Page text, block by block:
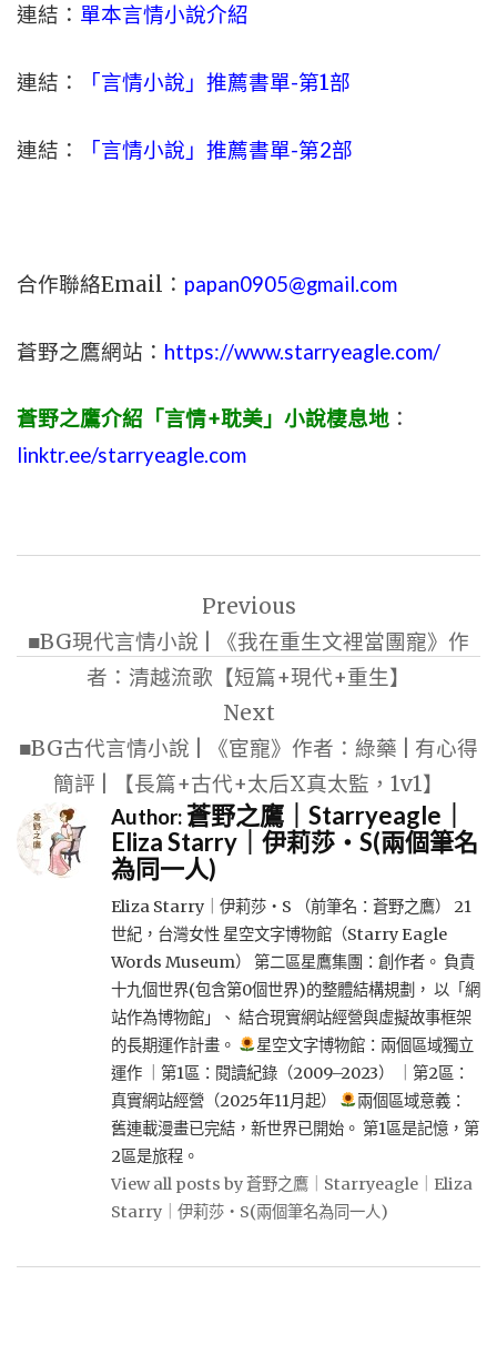
連結： 單本言情小說介紹
連結： 「言情小說」推薦書單-第1部
連結： 「言情小說」推薦書單-第2部
合作聯絡Email： papan0905@gmail.com
蒼野之鷹網站： https://www.starryeagle.com/
蒼野之鷹介紹「言情+耽美」小說棲息地 ：
linktr.ee/starryeagle.com
導
Previous
■BG現代言情小說 | 《我在重生文裡當團寵》作
者：清越流歌【短篇+現代+重生】
Next
■BG古代言情小說 | 《宦寵》作者：綠藥 | 有心得
簡評 | 【長篇+古代+太后X真太監，1v1】
Author:蒼野之鷹｜Starryeagle｜
Eliza Starry｜伊莉莎・S(兩個筆名
為同一人)
Eliza Starry｜伊莉莎・S （前筆名：蒼野之鷹） 21
世紀，台灣女性 星空文字博物館（Starry Eagle
Words Museum） 第二區星鷹集團：創作者。 負責
十九個世界(包含第0個世界)的整體結構規劃， 以「網
站作為博物館」、 結合現實網站經營與虛擬故事框架
的長期運作計畫。
星空文字博物館：兩個區域獨立
運作 ｜第1區：閱讀紀錄（2009–2023） ｜第2區：
真實網站經營（2025年11月起）
兩個區域意義：
舊連載漫畫已完結，新世界已開始。 第1區是記憶，第
2區是旅程。
View all posts by 蒼野之鷹｜Starryeagle｜Eliza
Starry｜伊莉莎・S(兩個筆名為同一人)